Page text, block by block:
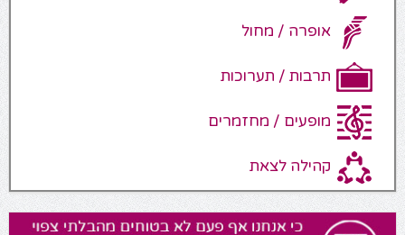
אופרה / מחול
תרבות / תערוכות
מופעים / מחזמרים
קהילה לצאת